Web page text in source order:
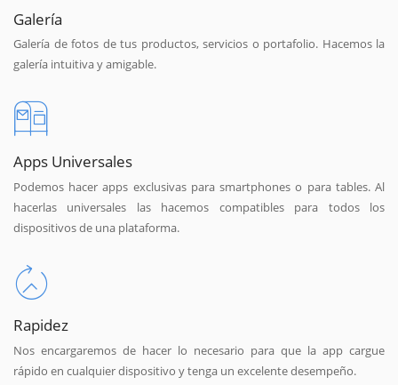
Galería
Galería de fotos de tus productos, servicios o portafolio. Hacemos la
galería intuitiva y amigable.
Apps Universales
Podemos hacer apps exclusivas para smartphones o para tables. Al
hacerlas universales las hacemos compatibles para todos los
dispositivos de una plataforma.
Rapidez
Nos encargaremos de hacer lo necesario para que la app cargue
rápido en cualquier dispositivo y tenga un excelente desempeño.